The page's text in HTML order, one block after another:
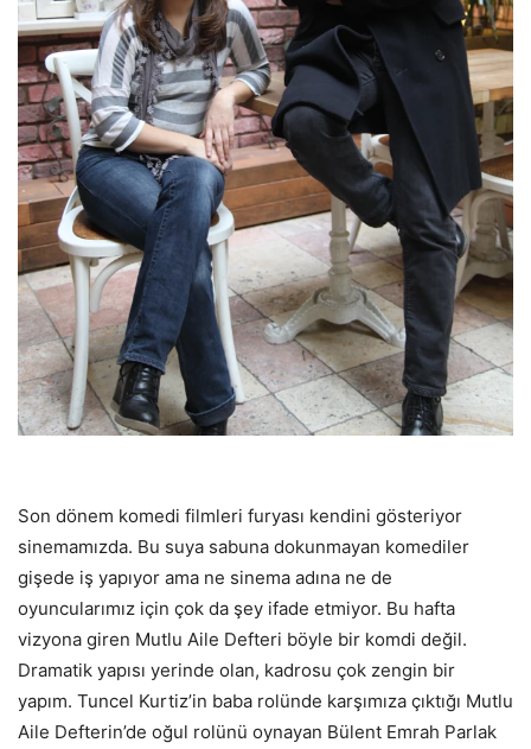
Son dönem komedi filmleri furyası kendini gösteriyor
sinemamızda. Bu suya sabuna dokunmayan komediler
gişede iş yapıyor ama ne sinema adına ne de
oyuncularımız için çok da şey ifade etmiyor. Bu hafta
vizyona giren Mutlu Aile Defteri böyle bir komdi değil.
Dramatik yapısı yerinde olan, kadrosu çok zengin bir
yapım. Tuncel Kurtiz’in baba rolünde karşımıza çıktığı Mutlu
Aile Defterin’de oğul rolünü oynayan Bülent Emrah Parlak